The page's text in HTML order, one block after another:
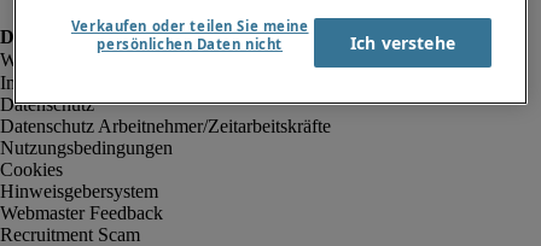
Impressum
Datenschutz
Datenschutz Arbeitnehmer/Zeitarbeitskräfte
Nutzungsbedingungen
Cookies
Hinweisgebersystem
Webmaster Feedback
Recruitment Scam
Verkaufen oder teilen Sie meine
persönlichen Daten nicht
Ich verstehe